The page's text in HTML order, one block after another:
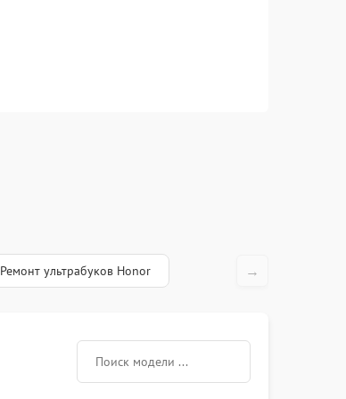
Ремонт ультрабуков Honor →